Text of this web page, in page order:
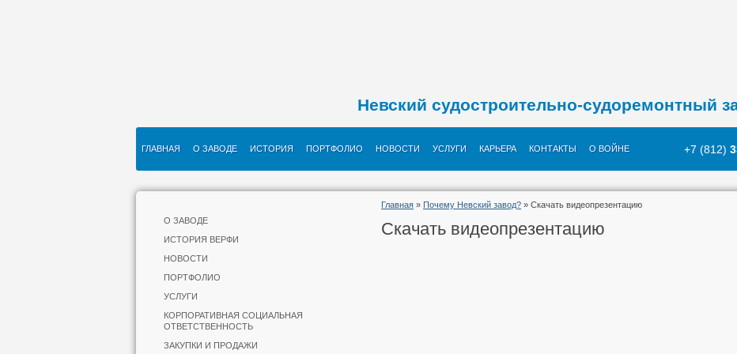
Невский судостроительно-судоремонтный
ГЛАВНАЯ О ЗАВОДЕ ИСТОРИЯ ПОРТФОЛИО НОВОСТИ УСЛУГИ КАРЬЕРА КОНТАКТЫ О ВОЙНЕ +7 (812)
О ЗАВОДЕ
ИСТОРИЯ ВЕРФИ
НОВОСТИ
ПОРТФОЛИО
УСЛУГИ
КОРПОРАТИВНАЯ СОЦИАЛЬНАЯ
ОТВЕТСТВЕННОСТЬ
ЗАКУПКИ И ПРОДАЖИ
Главная » Почему Невский завод? » Скачать видеопрезентацию
Скачать видеопрезентацию